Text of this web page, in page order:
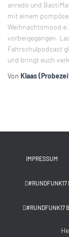
anredo und
mit einem
Weihnachtsmood
vorbeigegangen.
Fahrschulpodcast
und bringt euch
Von Klaas
IMPRESSUM
#RUNDFUNK17
#RUNDFUNK17